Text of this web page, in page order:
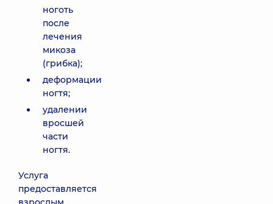
ноготь
после
лечения
микоза
(грибка);
деформации
ногтя;
удалении
вросшей
части
ногтя.
Услуга
предоставляется